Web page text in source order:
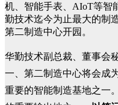
机、智能手表、AIoT等智
勤技术迄今为止最大的制
第二制造中心开园。
华勤技术副总裁、董事会
一、第二制造中心将会成
重要的智能制造基地之一